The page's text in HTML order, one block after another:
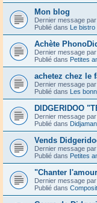
Mon blog
Dernier message par
Publié dans Le bistro
Achète
Dernier message par
Publié dans Petites
achetez chez le
Dernier message par
Publié dans Les
DIDGERIDOO
Dernier message par
Publié dans Didjaman
Vends
Dernier message par
Publié dans Petites
"Chanter
Dernier message par
Publié dans